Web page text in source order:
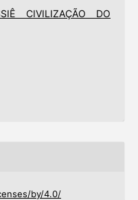
CIVILIZAÇÃO DO
by/4.0/